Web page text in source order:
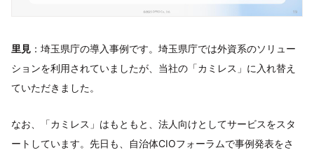
里見 ：埼玉県庁の導入事例です。埼玉県庁では外資系のソリュー
ションを利用されていましたが、当社の「カミレス」に入れ替え
ていただきました。
なお、「カミレス」はもともと、法人向けとしてサービスをスタ
ートしています。先日も、自治体CIOフォーラムで事例発表をさ